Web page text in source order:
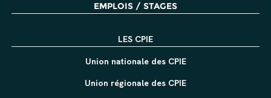
EMPLOIS / STAGES
LES CPIE
Union nationale des CPIE
Union régionale des CPIE